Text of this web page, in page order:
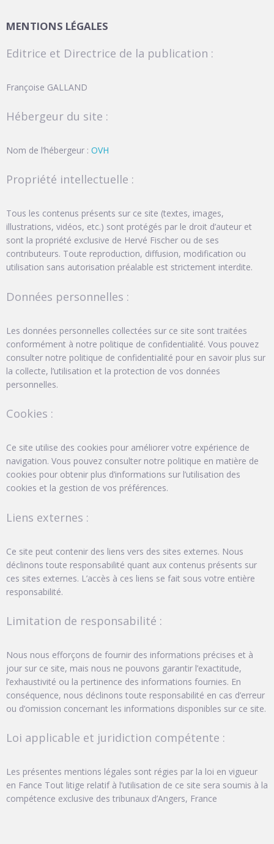
MENTIONS LÉGALES
Editrice et Directrice de la publication :
Françoise GALLAND
Hébergeur du site :
Nom de l’hébergeur : OVH
Propriété intellectuelle :
Tous les contenus présents sur ce site (textes, images,
illustrations, vidéos, etc.) sont protégés par le droit d’auteur et
sont la propriété exclusive de Hervé Fischer ou de ses
contributeurs. Toute reproduction, diffusion, modification ou
utilisation sans autorisation préalable est strictement interdite.
Données personnelles :
Les données personnelles collectées sur ce site sont traitées
conformément à notre politique de confidentialité. Vous pouvez
consulter notre politique de confidentialité pour en savoir plus sur
la collecte, l’utilisation et la protection de vos données
personnelles.
Cookies :
Ce site utilise des cookies pour améliorer votre expérience de
navigation. Vous pouvez consulter notre politique en matière de
cookies pour obtenir plus d’informations sur l’utilisation des
cookies et la gestion de vos préférences.
Liens externes :
Ce site peut contenir des liens vers des sites externes. Nous
déclinons toute responsabilité quant aux contenus présents sur
ces sites externes. L’accès à ces liens se fait sous votre entière
responsabilité.
Limitation de responsabilité :
Nous nous efforçons de fournir des informations précises et à
jour sur ce site, mais nous ne pouvons garantir l’exactitude,
l’exhaustivité ou la pertinence des informations fournies. En
conséquence, nous déclinons toute responsabilité en cas d’erreur
ou d’omission concernant les informations disponibles sur ce site.
Loi applicable et juridiction compétente :
Les présentes mentions légales sont régies par la loi en vigueur
en Fance Tout litige relatif à l’utilisation de ce site sera soumis à la
compétence exclusive des tribunaux d’Angers, France